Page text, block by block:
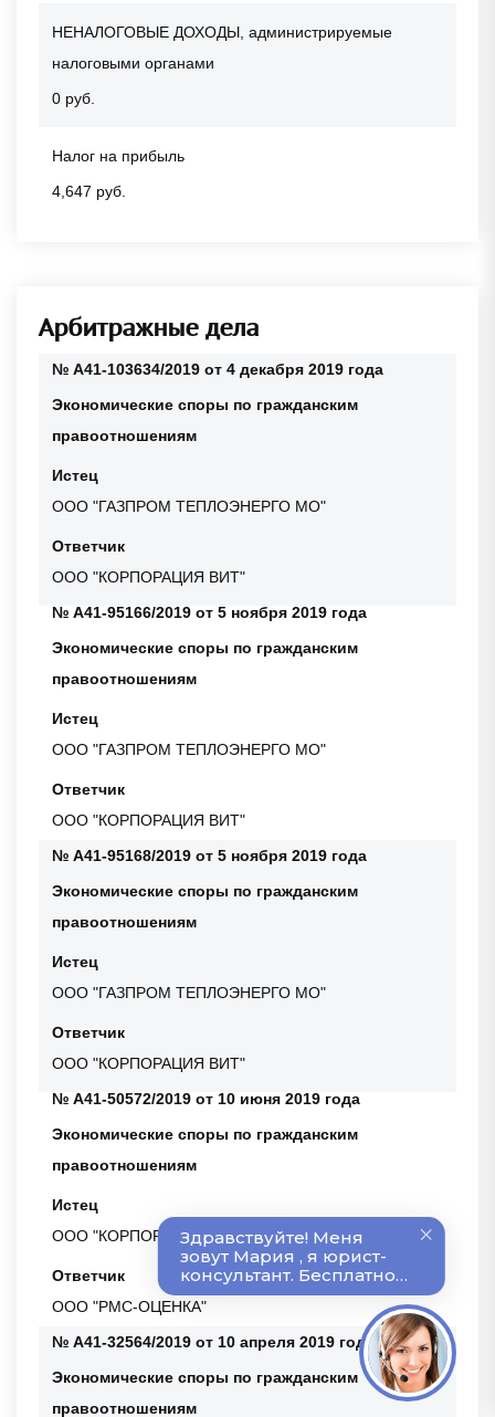
НЕНАЛОГОВЫЕ ДОХОДЫ, администрируемые
налоговыми органами
0 руб.
Налог на прибыль
4,647 руб.
Арбитражные дела
№ А41-103634/2019 от 4 декабря 2019 года
Экономические споры по гражданским
правоотношениям
Истец
ООО "ГАЗПРОМ ТЕПЛОЭНЕРГО МО"
Ответчик
ООО "КОРПОРАЦИЯ ВИТ"
№ А41-95166/2019 от 5 ноября 2019 года
Экономические споры по гражданским
правоотношениям
Истец
ООО "ГАЗПРОМ ТЕПЛОЭНЕРГО МО"
Ответчик
ООО "КОРПОРАЦИЯ ВИТ"
№ А41-95168/2019 от 5 ноября 2019 года
Экономические споры по гражданским
правоотношениям
Истец
ООО "ГАЗПРОМ ТЕПЛОЭНЕРГО МО"
Ответчик
ООО "КОРПОРАЦИЯ ВИТ"
№ А41-50572/2019 от 10 июня 2019 года
Экономические споры по гражданским
правоотношениям
Истец
ООО "КОРПОРАЦИЯ ВИТ"
Ответчик
ООО "РМС-ОЦЕНКА"
№ А41-32564/2019 от 10 апреля 2019 года
Экономические споры по гражданским
правоотношениям